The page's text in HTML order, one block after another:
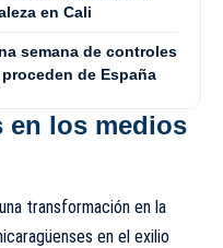
en Cali
semana de controles
de España
en los medios
transformación en la
en el exilio